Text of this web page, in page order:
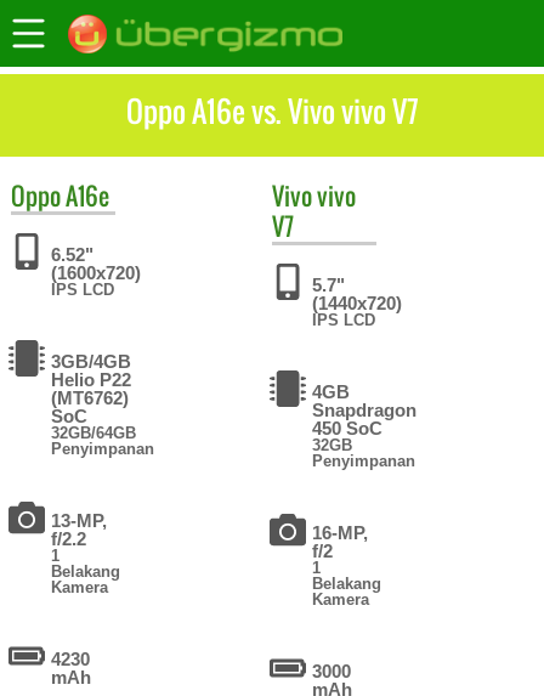
Oppo A16e vs. Vivo vivo V7
OppoA16e
6.52"
(1600x720)
IPS LCD
3GB/4GB
Helio P22
(MT6762)
SoC
32GB/64GB
Penyimpanan
13-MP,
f/2.2
1
Belakang
Kamera
4230
mAh
Vivovivo
V7
5.7"
(1440x720)
IPS LCD
4GB
Snapdragon
450 SoC
32GB
Penyimpanan
16-MP,
f/2
1
Belakang
Kamera
3000
mAh